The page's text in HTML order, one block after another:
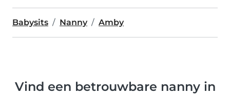
Babysits Nanny Amby
Vind een betrouwbare nanny in